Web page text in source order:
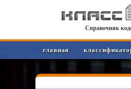
Справочник
главная